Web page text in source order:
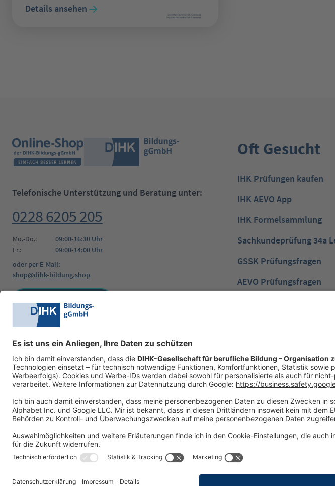
Details ansehen
Telefonische Unterstützung und Beratung unter:
0228 6205 205
Mo.-Do.:
09:00-16:30 Uhr
Fr.:
09:00-14:00 Uhr
oder per E-Mail:
shop@dihk-bildung.shop
Social Media
Oft Gesucht
IHK Prüfungen kaufen
IHK AEVO App
IHK Formelsammlung
Sachkundeprüfung 34a
GSSK Prüfungsfragen
AEVO Prüfungsfragen
NTG Industriemeister
Impressum Widerrufsrecht